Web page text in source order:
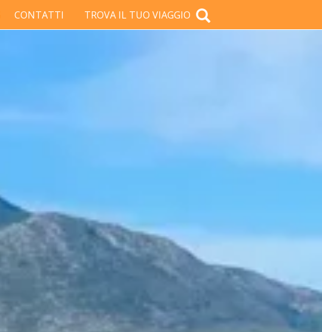
TROVA IL TUO VIAGGIO
CONTATTI